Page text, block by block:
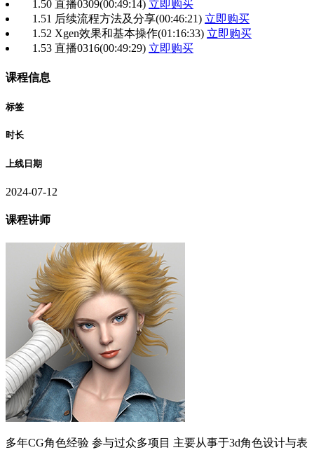
1.50 直播0309(00:49:14) 立即购买
1.51 后续流程方法及分享(00:46:21) 立即购买
1.52 Xgen效果和基本操作(01:16:33) 立即购买
1.53 直播0316(00:49:29) 立即购买
课程信息
标签
时长
上线日期
2024-07-12
课程讲师
多年CG角色经验 参与过众多项目 主要从事于3d角色设计与表